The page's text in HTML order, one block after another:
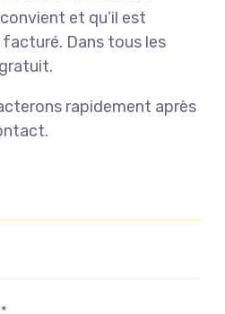
et qu’il est
Dans tous les
rapidement après